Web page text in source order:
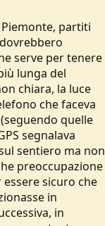
partiti
serve per tenere
lunga del
chiara, la luce
che faceva
quelle
segnalava
sentiero ma non
preoccupazione
sicuro che
in
in